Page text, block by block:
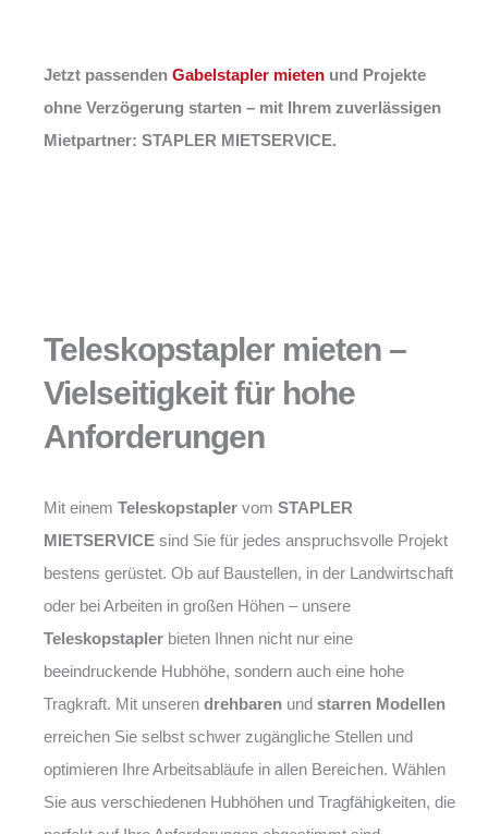
Jetzt passenden Gabelstapler mieten und Projekte
ohne Verzögerung starten – mit Ihrem zuverlässigen
Mietpartner: STAPLER MIETSERVICE.
Teleskopstapler mieten –
Vielseitigkeit für hohe
Anforderungen
Mit einem Teleskopstapler vom STAPLER
MIETSERVICE sind Sie für jedes anspruchsvolle Projekt
bestens gerüstet. Ob auf Baustellen, in der Landwirtschaft
oder bei Arbeiten in großen Höhen – unsere
Teleskopstapler bieten Ihnen nicht nur eine
beeindruckende Hubhöhe, sondern auch eine hohe
Tragkraft. Mit unseren drehbaren und starren Modellen
erreichen Sie selbst schwer zugängliche Stellen und
optimieren Ihre Arbeitsabläufe in allen Bereichen. Wählen
Sie aus verschiedenen Hubhöhen und Tragfähigkeiten, die